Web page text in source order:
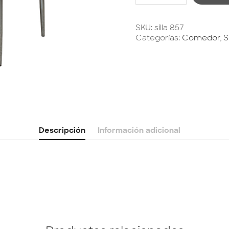
SKU:silla 857
Categorías: Comedor,
Descripción Información adicional